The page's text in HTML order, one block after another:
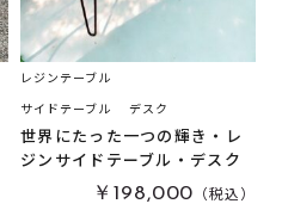
レジンテーブル
サイドテーブル
デスク
世界にたった一つの輝き・レ
ジンサイドテーブル・デスク
￥198,000 （税込）